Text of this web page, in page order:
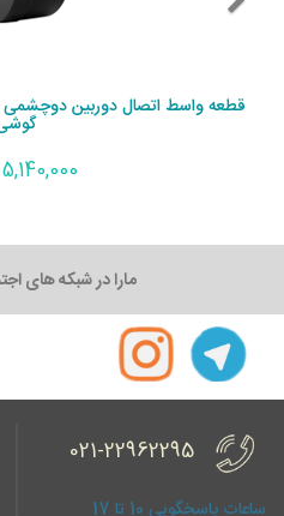
5,140,000 تومان
مارا در شبکه های
021-22962295
ساعات پاسخگویی 10 تا 17